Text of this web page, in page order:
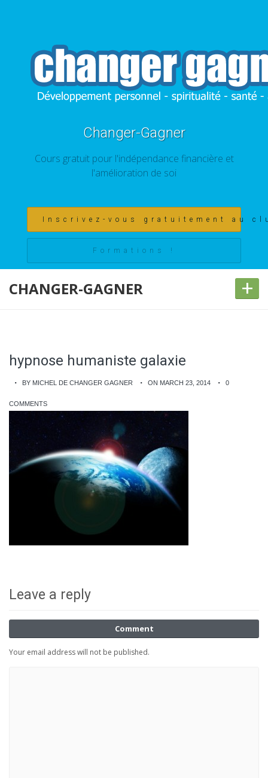
Changer-Gagner
Cours gratuit pour l'indépendance financière et
l'amélioration de soi
Inscrivez-vous gratuitement au
Formations !
CHANGER-GAGNER +
hypnose humaniste galaxie
BY MICHEL DE CHANGER GAGNER ON MARCH 23, 2014 0
COMMENTS
Leave a reply
Comment
Your email address will not be published.